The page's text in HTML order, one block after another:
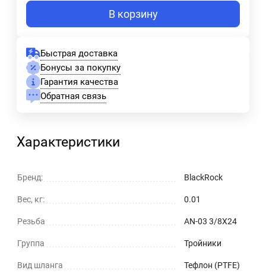
В корзину
Быстрая доставка
Бонусы за покупку
Гарантия качества
Обратная связь
Характеристики
Бренд: BlackRock
Вес, кг: 0.01
Резьба AN-03 3/8X24
Группа Тройники
Вид шланга Тефлон (PTFE)